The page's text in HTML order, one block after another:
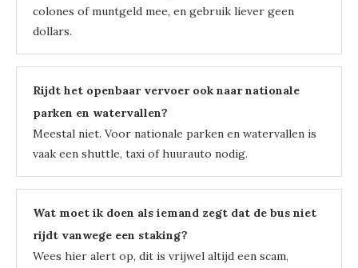
colones of muntgeld mee, en gebruik liever geen
dollars.
Rijdt het openbaar vervoer ook naar nationale
parken en watervallen?
Meestal niet. Voor nationale parken en watervallen is
vaak een shuttle, taxi of huurauto nodig.
Wat moet ik doen als iemand zegt dat de bus niet
rijdt vanwege een staking?
Wees hier alert op, dit is vrijwel altijd een scam,